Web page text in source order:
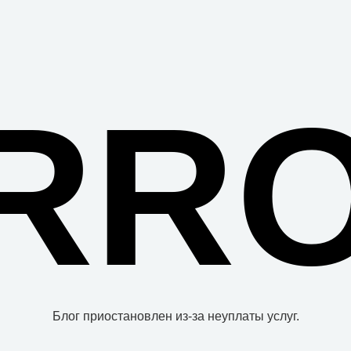
Блог приостановлен из-за неуплаты услуг.